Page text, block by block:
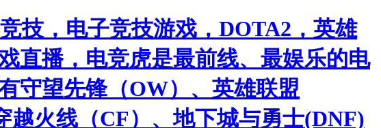
技，电子竞技游戏，DOTA2，英雄
直播，电竞虎是最前线、最娱乐的电
守望先锋（OW）、英雄联盟
越火线（CF）、地下城与勇士(DNF)